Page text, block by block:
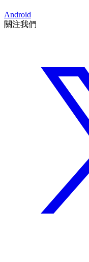
Android
關注我們